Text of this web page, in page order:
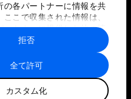
の各パートナーに情報を共
こで収集された情報は、
ートナーに提供した他の情
のサービスを使用した際
報と組み合わされ、各パー
用されることがありま
全て許可
カスタム化
拒否